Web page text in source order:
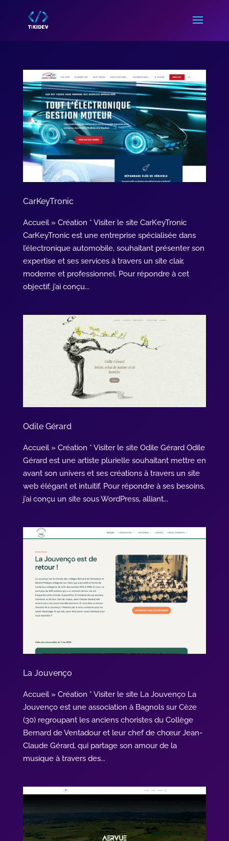
CarKeyTronic
Accueil » Création * Visiter le site CarKeyTronic
CarKeyTronic est une entreprise spécialisée dans
l’électronique automobile, souhaitant présenter son
expertise et ses services à travers un site clair,
moderne et professionnel. Pour répondre à cet
objectif, j’ai conçu...
Odile Gérard
Accueil » Création * Visiter le site Odile Gérard Odile
Gérard est une artiste plurielle souhaitant mettre en
avant son univers et ses créations à travers un site
web élégant et intuitif. Pour répondre à ses besoins,
j’ai conçu un site sous WordPress, alliant...
La Jouvenço
Accueil » Création * Visiter le site La Jouvenço La
Jouvenço est une association à Bagnols sur Cèze
(30) regroupant les anciens choristes du Collège
Bernard de Ventadour et leur chef de chœur Jean-
Claude Gérard, qui partage son amour de la
musique à travers des...